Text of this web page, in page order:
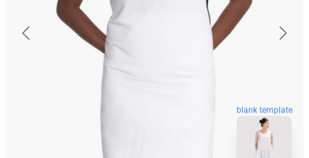
blank template